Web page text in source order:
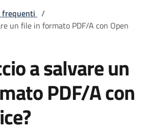
frequenti /
un file in formato PDF/A con Open
a salvare un
PDF/A con